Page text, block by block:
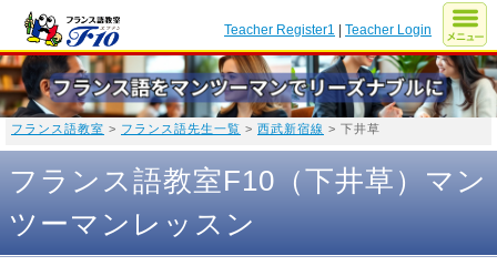
Teacher Register1 |Teacher Login
フランス語教室 > フランス語先生一覧 > 西武新宿線 > 下井草
フランス語教室F10（下井草）マン
ツーマンレッスン